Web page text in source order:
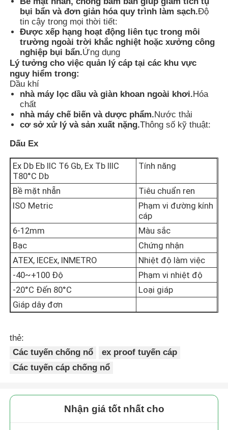
Tham quan nhà máy
Kiểm soát chất lượng
Liên hệ chúng tôi
Yêu cầu báo giá
Chiếu sáng chống cháy nổ
Đèn báo cháy nổ
quạt chống cháy nổ
Hộp chống nổ
công tắc chống cháy nổ
phích cắm và ổ cắm chống cháy nổ
bụi bẩn và đơn giản hóa quy trình làm sạch.Độ
tin cậy trong mọi thời tiết:
Được xếp hạng hoạt động liên tục trong môi
trường ngoài trời khắc nghiệt hoặc xưởng công
nghiệp bụi bẩn.Ứng dụng
Lý tưởng cho việc quản lý cáp tại các khu vực
nguy hiểm trong:
Dầu khí
nhà máy lọc dầu và giàn khoan ngoài khơi.Hóa
chất
nhà máy chế biến và dược phẩm.Nước thải
cơ sở xử lý và sản xuất nặng.Thông số kỹ thuật:
Dấu Ex
Ex Db Eb IIC T6 Gb, Ex Tb IIIC
T80°C Db
Tính năng
Bề mặt nhẵn
Tiêu chuẩn ren
ISO Metric
Phạm vi đường kính
cáp
6-12mm
Màu sắc
Bạc
Chứng nhận
ATEX, IECEx, INMETRO
Nhiệt độ làm việc
-40~+100 Độ
Phạm vi nhiệt độ
-20°C Đến 80°C
Loại giáp
Giáp dây đơn
thẻ:
Các tuyến chống nổ
ex proof tuyến cáp
Các tuyến cáp chống nổ
Nhận giá tốt nhất cho